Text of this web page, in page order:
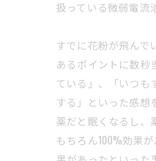
扱っている微弱電流
すでに花粉が飛んで
あるポイントに数秒
ている」、「いつも
する」といった感想
薬だと眠くなるし、
もちろん100%効果